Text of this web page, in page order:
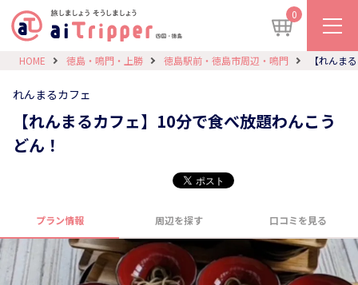
0
HOME 徳島・鳴門・上勝 徳島駅前・徳島市周辺・鳴門 【れんま
れんまるカフェ
【れんまるカフェ】10分で食べ放題わんこう
どん！
プラン情報 周辺を探す 口コミを見る